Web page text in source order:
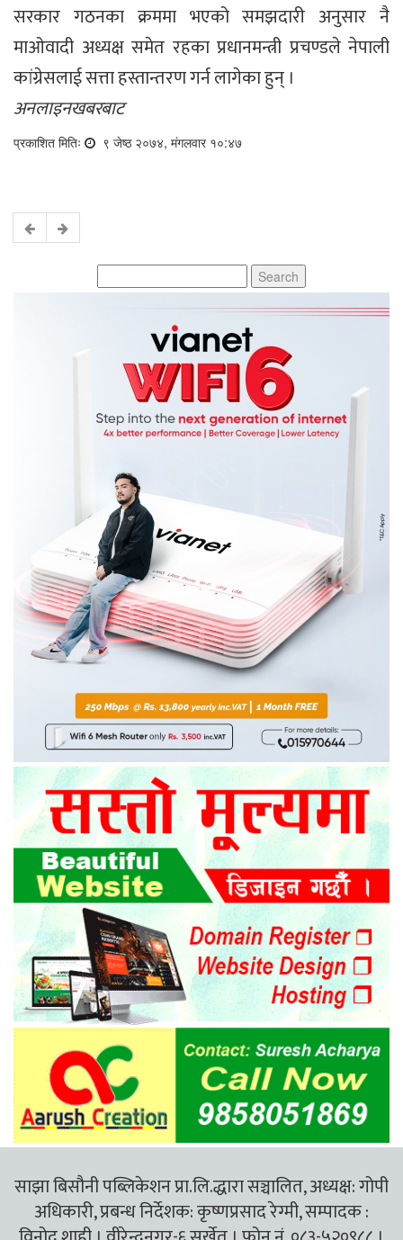
सरकार गठनका क्रममा भएको समझदारी अनुसार नै
माओवादी अध्यक्ष समेत रहका प्रधानमन्त्री प्रचण्डले नेपाली
कांग्रेसलाई सत्ता हस्तान्तरण गर्न लागेका हुन् ।
अनलाइनखबरबाट
प्रकाशित मितिः ९ जेष्ठ २०७४, मंगलवार १०:४७
for:
साझा बिसौनी पब्लिकेशन प्रा.लि.द्धारा सञ्चालित, अध्यक्ष: गोपी
अधिकारी, प्रबन्ध निर्देशक: कृष्णप्रसाद रेग्मी, सम्पादक :